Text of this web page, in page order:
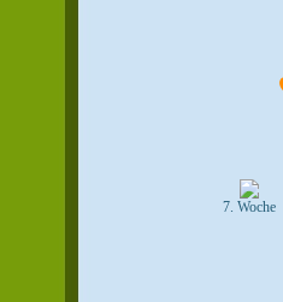
7. Woche